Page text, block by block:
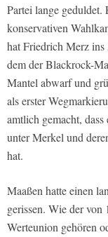
Partei lange
konservativen
hat Friedrich Merz ins
dem der Blackrock-
Mantel abwarf und
als erster
amtlich gemacht,
unter Merkel und
hat.
Maaßen hatte einen
gerissen. Wie der von
Werteunion gehören